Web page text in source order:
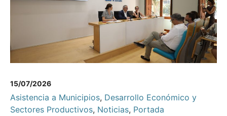
15/07/2026
Asistencia a Municipios, Desarrollo Económico y
Sectores Productivos, Noticias, Portada